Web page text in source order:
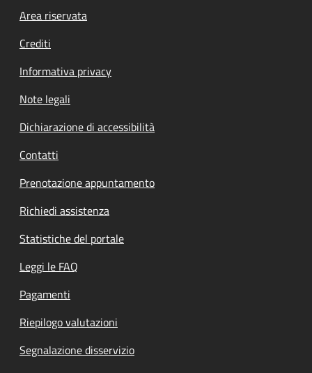
Footer menu
Area riservata
Crediti
Informativa privacy
Note legali
Dichiarazione di accessibilità
Contatti
Prenotazione appuntamento
Richiedi assistenza
Statistiche del portale
Leggi le FAQ
Pagamenti
Riepilogo valutazioni
Segnalazione disservizio